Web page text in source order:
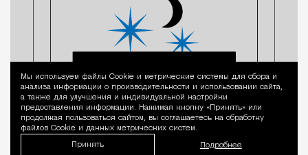
Уведомление
Мы используем файлы Сookie и метрические системы для сбора и
анализа информации о производительности и использовании сайта,
а также для улучшения и индивидуальной настройки
предоставления информации. Нажимая кнопку «Принять» или
продолжая пользоваться сайтом, вы соглашаетесь на обработку
файлов Cookie и данных метрических систем.
Принять Подробнее